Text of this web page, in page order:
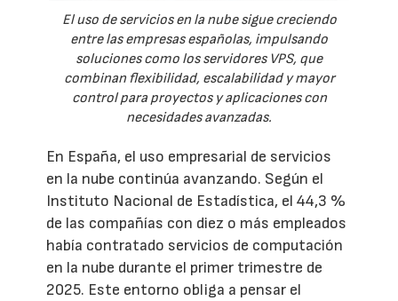
El uso de servicios en la nube sigue creciendo
entre las empresas españolas, impulsando
soluciones como los servidores VPS, que
combinan flexibilidad, escalabilidad y mayor
control para proyectos y aplicaciones con
necesidades avanzadas.
En España, el uso empresarial de servicios
en la nube continúa avanzando. Según el
Instituto Nacional de Estadística, el 44,3 %
de las compañías con diez o más empleados
había contratado servicios de computación
en la nube durante el primer trimestre de
2025. Este entorno obliga a pensar el